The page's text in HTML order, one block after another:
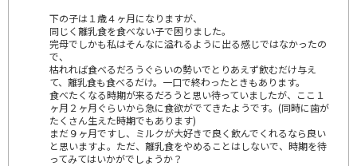
下の子は１歳４ヶ月になりますが、
同じく離乳食を食べない子で困りました。
完母でしかも私はそんなに溢れるように出る感じではなかったの
で、
枯れれば食べるだろうぐらいの勢いでとりあえず飲むだけ与え
て、離乳食も食べるだけ。一口で終わったときもあります。
食べたくなる時期が来るだろうと思い待っていましたが、ここ１
ヶ月２ヶ月ぐらいから急に食欲がでてきたようです。(同時に歯が
たくさん生えた時期でもあります)
まだ９ヶ月ですし、ミルクが大好きで良く飲んでくれるなら良い
と思いますよ。ただ、離乳食をやめることはしないで、時期を待
ってみてはいかがでしょうか？